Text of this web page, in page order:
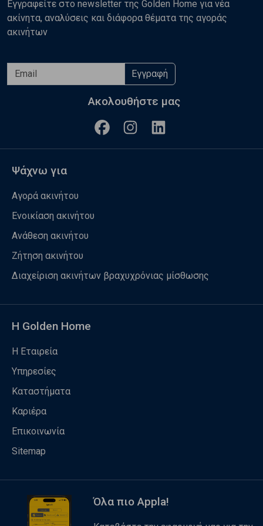
Εγγραφείτε στο newsletter της Golden Home για νέα
ακίνητα, αναλύσεις και διάφορα θέματα της αγοράς
ακινήτων
Εγγραφή
Ακολουθήστε μας
Ψάχνω για
Αγορά ακινήτου
Ενοικίαση ακινήτου
Ανάθεση ακινήτου
Ζήτηση ακινήτου
Διαχείριση ακινήτων βραχυχρόνιας μίσθωσης
Η Golden Home
Η Εταιρεία
Υπηρεσίες
Καταστήματα
Καριέρα
Επικοινωνία
Sitemap
Όλα πιο Appla!